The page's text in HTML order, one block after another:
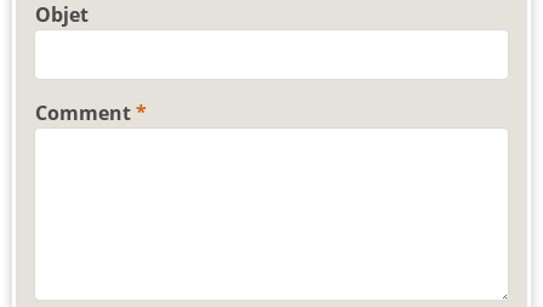
Objet
Comment